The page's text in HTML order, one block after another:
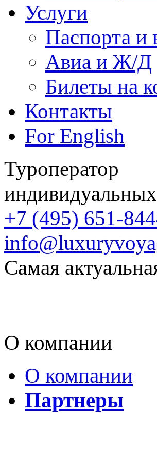
Услуги
Паспорта и
Авиа и Ж/Д
Билеты на
Контакты
For English
Туроператор
+7 (495) 651-
Самая
О компании
О компании
Партнеры